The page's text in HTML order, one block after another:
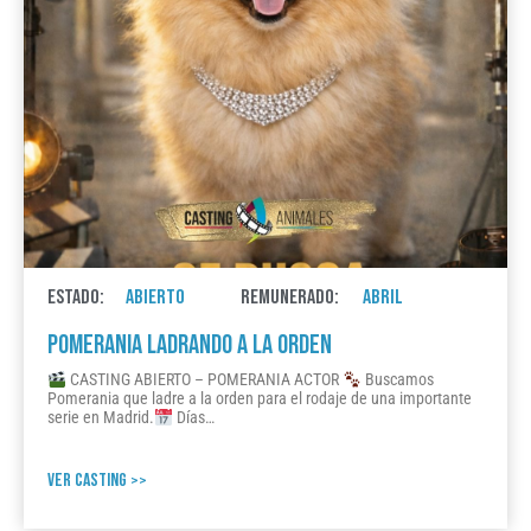
ESTADO: ABIERTO REMUNERADO: ABRIL
POMERANIA LADRANDO A LA ORDEN
CASTING ABIERTO – POMERANIA ACTOR
Buscamos
Pomerania que ladre a la orden para el rodaje de una importante
serie en Madrid.
Días…
VER CASTING >>